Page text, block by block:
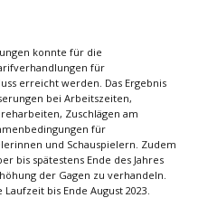
konnte für die
für
erreicht werden. Das Ergebnis
bei Arbeitszeiten,
Zuschlägen am
für
und Schauspielern. Zudem
bis spätestens Ende des Jahres
der Gagen zu verhandeln.
bis Ende August 2023.